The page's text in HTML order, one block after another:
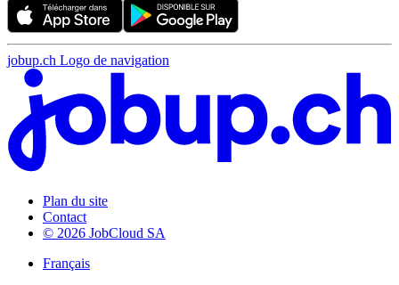
jobup.ch Logo de navigation
Plan du site
Contact
© 2026 JobCloud SA
Français